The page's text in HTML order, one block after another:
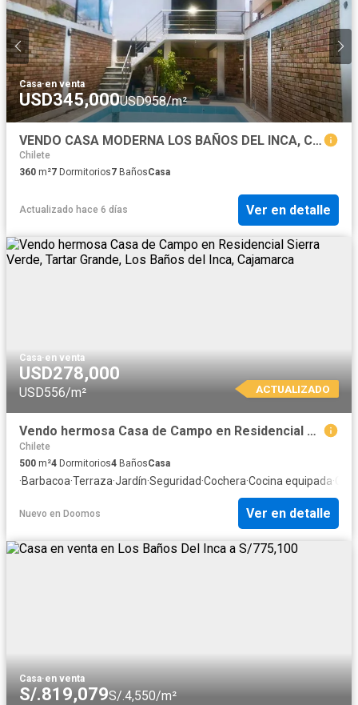
Casa·en venta
USD345,000USD958/m²
VENDO CASA MODERNA LOS BAÑOS DEL INCA, CAJAMARCA
Chilete
360 m²7 Dormitorios7 BañosCasa
Actualizado hace 6 días Ver en detalle
Casa·en venta
USD278,000
USD556/m² ACTUALIZADO
Vendo hermosa Casa de Campo en Residencial Sierra Verde, Tartar Grande, Los Baños del Inca, Cajamarca
Chilete
500 m²4 Dormitorios4 BañosCasa
·Barbacoa·Terraza·Jardín·Seguridad·Cochera·Cocina equipada·
Nuevo en Doomos Ver en detalle
Casa·en venta
S/.819,079S/.4,550/m²